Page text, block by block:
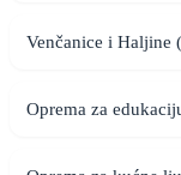
Venčanice i Haljine
Oprema za